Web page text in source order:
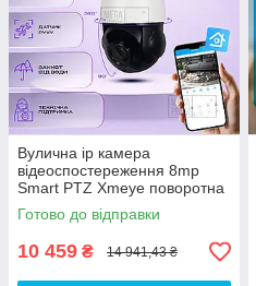
Вулична ip камера
відеоспостереження 8mp
Smart PTZ Xmeye поворотна
з віддаленим доступом з
передачею на телефон
Готово до відправки
10 459 ₴ 14 941,43 ₴